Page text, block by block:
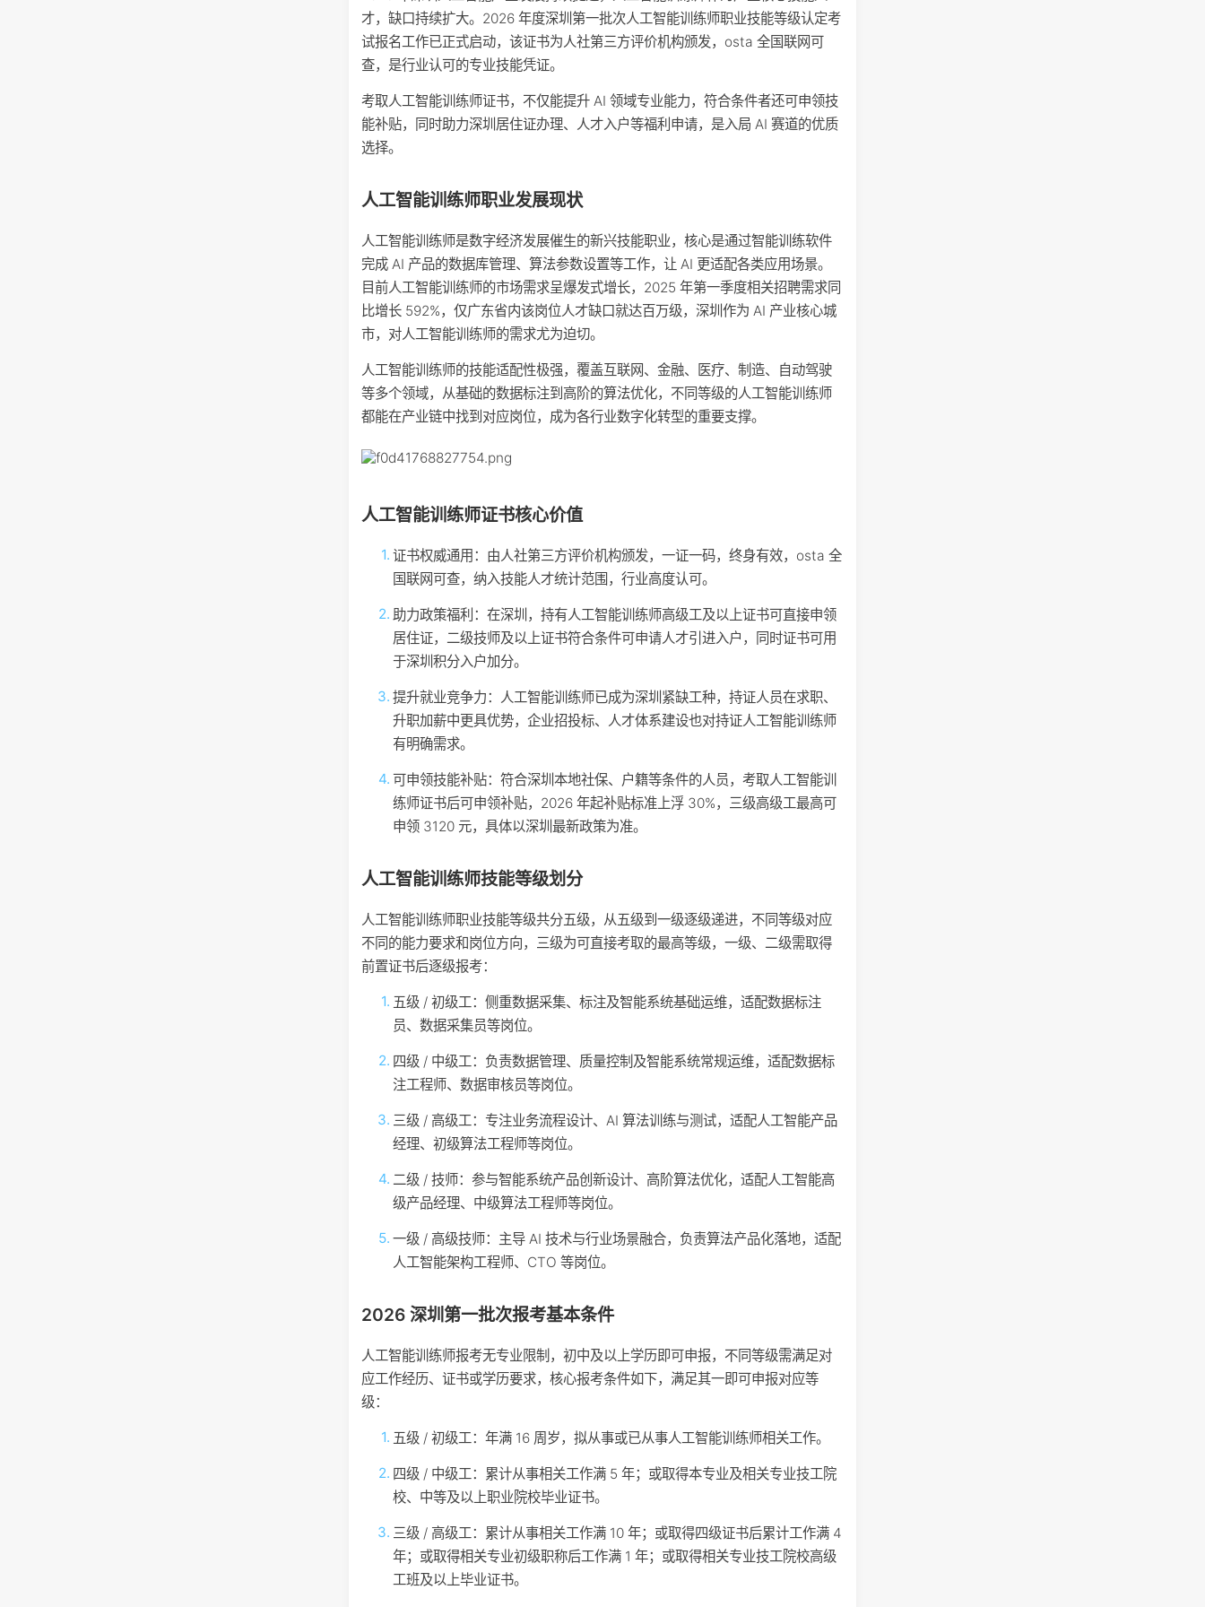
才，缺口持续扩大。2026 年度深圳第一批次人工智能训练师职业技能等级认定考
试报名工作已正式启动，该证书为人社第三方评价机构颁发，osta 全国联网可
查，是行业认可的专业技能凭证。
考取人工智能训练师证书，不仅能提升 AI 领域专业能力，符合条件者还可申领技
能补贴，同时助力深圳居住证办理、人才入户等福利申请，是入局 AI 赛道的优质
选择。
人工智能训练师职业发展现状
人工智能训练师是数字经济发展催生的新兴技能职业，核心是通过智能训练软件
完成 AI 产品的数据库管理、算法参数设置等工作，让 AI 更适配各类应用场景。
目前人工智能训练师的市场需求呈爆发式增长，2025 年第一季度相关招聘需求同
比增长 592%，仅广东省内该岗位人才缺口就达百万级，深圳作为 AI 产业核心城
市，对人工智能训练师的需求尤为迫切。
人工智能训练师的技能适配性极强，覆盖互联网、金融、医疗、制造、自动驾驶
等多个领域，从基础的数据标注到高阶的算法优化，不同等级的人工智能训练师
都能在产业链中找到对应岗位，成为各行业数字化转型的重要支撑。
人工智能训练师证书核心价值
证书权威通用：由人社第三方评价机构颁发，一证一码，终身有效，osta 全
国联网可查，纳入技能人才统计范围，行业高度认可。
助力政策福利：在深圳，持有人工智能训练师高级工及以上证书可直接申领
居住证，二级技师及以上证书符合条件可申请人才引进入户，同时证书可用
于深圳积分入户加分。
提升就业竞争力：人工智能训练师已成为深圳紧缺工种，持证人员在求职、
升职加薪中更具优势，企业招投标、人才体系建设也对持证人工智能训练师
有明确需求。
可申领技能补贴：符合深圳本地社保、户籍等条件的人员，考取人工智能训
练师证书后可申领补贴，2026 年起补贴标准上浮 30%，三级高级工最高可
申领 3120 元，具体以深圳最新政策为准。
人工智能训练师技能等级划分
人工智能训练师职业技能等级共分五级，从五级到一级逐级递进，不同等级对应
不同的能力要求和岗位方向，三级为可直接考取的最高等级，一级、二级需取得
前置证书后逐级报考：
五级 / 初级工：侧重数据采集、标注及智能系统基础运维，适配数据标注
员、数据采集员等岗位。
四级 / 中级工：负责数据管理、质量控制及智能系统常规运维，适配数据标
注工程师、数据审核员等岗位。
三级 / 高级工：专注业务流程设计、AI 算法训练与测试，适配人工智能产品
经理、初级算法工程师等岗位。
二级 / 技师：参与智能系统产品创新设计、高阶算法优化，适配人工智能高
级产品经理、中级算法工程师等岗位。
一级 / 高级技师：主导 AI 技术与行业场景融合，负责算法产品化落地，适配
人工智能架构工程师、CTO 等岗位。
2026 深圳第一批次报考基本条件
人工智能训练师报考无专业限制，初中及以上学历即可申报，不同等级需满足对
应工作经历、证书或学历要求，核心报考条件如下，满足其一即可申报对应等
级：
五级 / 初级工：年满 16 周岁，拟从事或已从事人工智能训练师相关工作。
四级 / 中级工：累计从事相关工作满 5 年；或取得本专业及相关专业技工院
校、中等及以上职业院校毕业证书。
三级 / 高级工：累计从事相关工作满 10 年；或取得四级证书后累计工作满 4
年；或取得相关专业初级职称后工作满 1 年；或取得相关专业技工院校高级
工班及以上毕业证书。